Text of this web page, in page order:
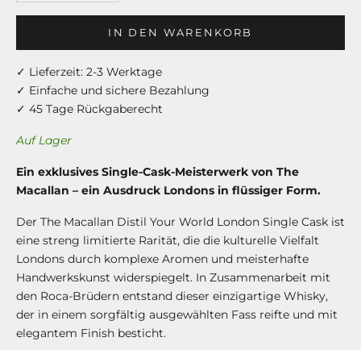
IN DEN WARENKORB
✓ Lieferzeit: 2-3 Werktage
✓ Einfache und sichere Bezahlung
✓ 45 Tage Rückgaberecht
Auf Lager
Ein exklusives Single-Cask-Meisterwerk von The
Macallan – ein Ausdruck Londons in flüssiger Form.
Der The Macallan Distil Your World London Single Cask ist
eine streng limitierte Rarität, die die kulturelle Vielfalt
Londons durch komplexe Aromen und meisterhafte
Handwerkskunst widerspiegelt. In Zusammenarbeit mit
den Roca-Brüdern entstand dieser einzigartige Whisky,
der in einem sorgfältig ausgewählten Fass reifte und mit
elegantem Finish besticht.